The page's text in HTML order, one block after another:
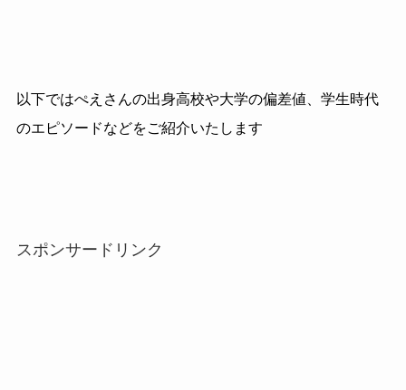
以下ではぺえさんの出身高校や大学の偏差値、学生時代
のエピソードなどをご紹介いたします
スポンサードリンク